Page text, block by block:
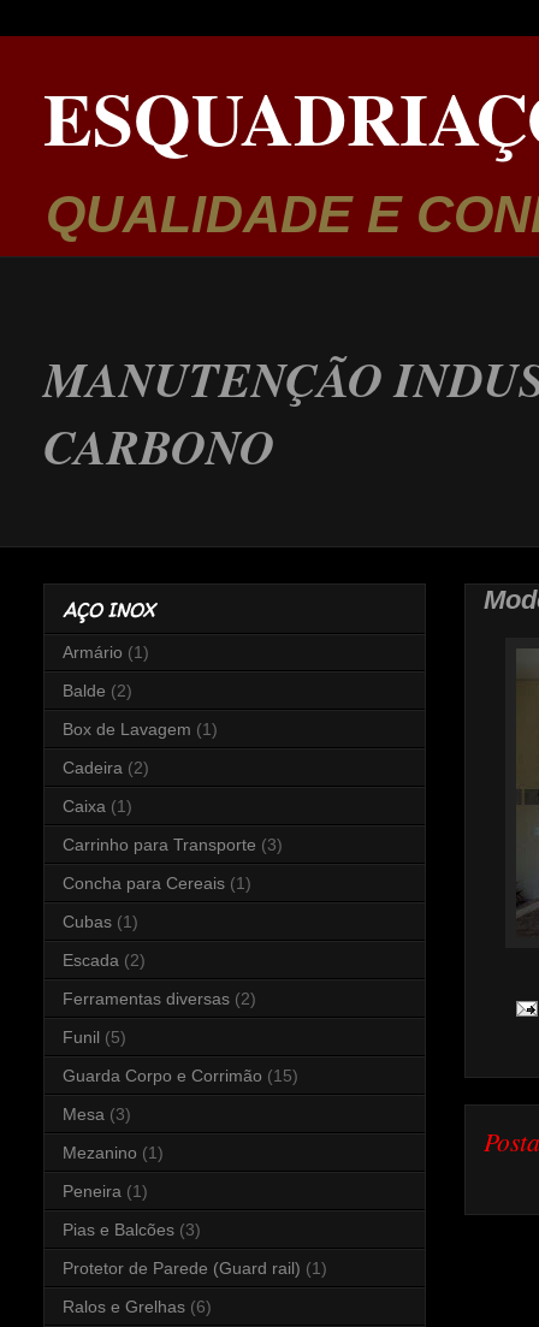
QUALIDADE E
MANUTENÇÃO
CARBONO
AÇO INOX
Armário (1)
Balde (2)
Box de Lavagem (1)
Cadeira (2)
Caixa (1)
Carrinho para Transporte (3)
Concha para Cereais (1)
Cubas (1)
Escada (2)
Ferramentas diversas (2)
Funil (5)
Guarda Corpo e Corrimão (15)
Mesa (3)
Mezanino (1)
Peneira (1)
Pias e Balcões (3)
Protetor de Parede (Guard rail) (1)
Ralos e Grelhas (6)